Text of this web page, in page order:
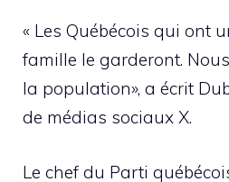
« Les Québécois qui ont
famille le garderont.
la population», a écrit
de médias sociaux X.
Le chef du Parti